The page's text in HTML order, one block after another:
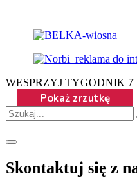
WESPRZYJ TYGODNIK
Skontaktuj się z